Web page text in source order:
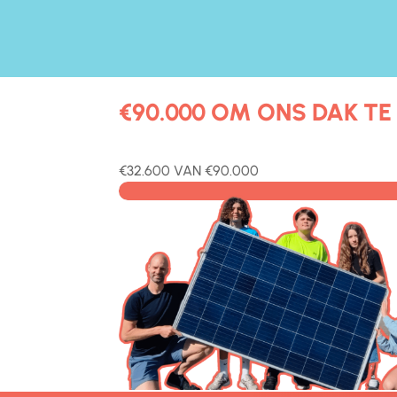
€90.000 OM ONS DAK TE
€32.600 VAN €90.000